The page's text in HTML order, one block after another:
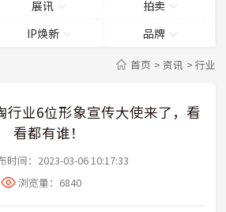
关于我们
展讯
拍卖
IP焕新 品牌
首页 > 资讯 > 行业
行业6位形象宣传大使来了，看
看都有谁！
时间：2023-03-06 10:17:33
浏览量： 6840